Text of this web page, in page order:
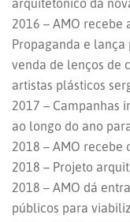
arquitetônico da
2016 – AMO recebe
Propaganda e lança
venda de lenços de
artistas plásticos
2017 – Campanhas
ao longo do ano
2018 – AMO
2018 – Projeto
2018 – AMO dá
públicos para